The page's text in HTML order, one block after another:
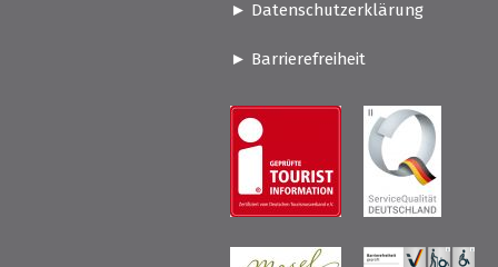
Datenschutzerklärung
Barrierefreiheit